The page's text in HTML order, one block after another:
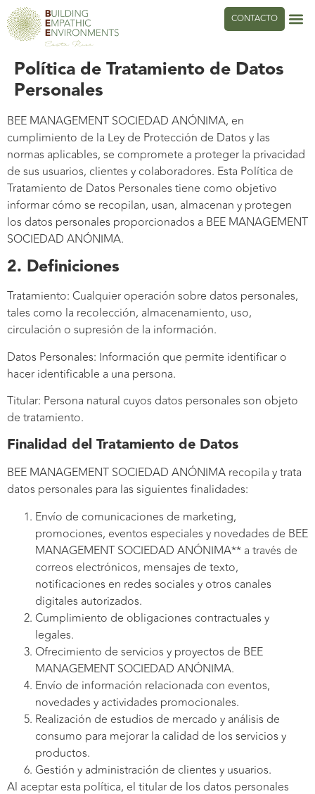
CONTACTO
Política de Tratamiento de Datos
Personales
BEE MANAGEMENT SOCIEDAD ANÓNIMA, en
cumplimiento de la Ley de Protección de Datos y las
normas aplicables, se compromete a proteger la privacidad
de sus usuarios, clientes y colaboradores. Esta Política de
Tratamiento de Datos Personales tiene como objetivo
informar cómo se recopilan, usan, almacenan y protegen
los datos personales proporcionados a BEE MANAGEMENT
SOCIEDAD ANÓNIMA.
2. Definiciones
Tratamiento: Cualquier operación sobre datos personales,
tales como la recolección, almacenamiento, uso,
circulación o supresión de la información.
Datos Personales: Información que permite identificar o
hacer identificable a una persona.
Titular: Persona natural cuyos datos personales son objeto
de tratamiento.
Finalidad del Tratamiento de Datos
BEE MANAGEMENT SOCIEDAD ANÓNIMA recopila y trata
datos personales para las siguientes finalidades:
Envío de comunicaciones de marketing,
promociones, eventos especiales y novedades de BEE
MANAGEMENT SOCIEDAD ANÓNIMA** a través de
correos electrónicos, mensajes de texto,
notificaciones en redes sociales y otros canales
digitales autorizados.
Cumplimiento de obligaciones contractuales y
legales.
Ofrecimiento de servicios y proyectos de BEE
MANAGEMENT SOCIEDAD ANÓNIMA.
Envío de información relacionada con eventos,
novedades y actividades promocionales.
Realización de estudios de mercado y análisis de
consumo para mejorar la calidad de los servicios y
productos.
Gestión y administración de clientes y usuarios.
Al aceptar esta política, el titular de los datos personales